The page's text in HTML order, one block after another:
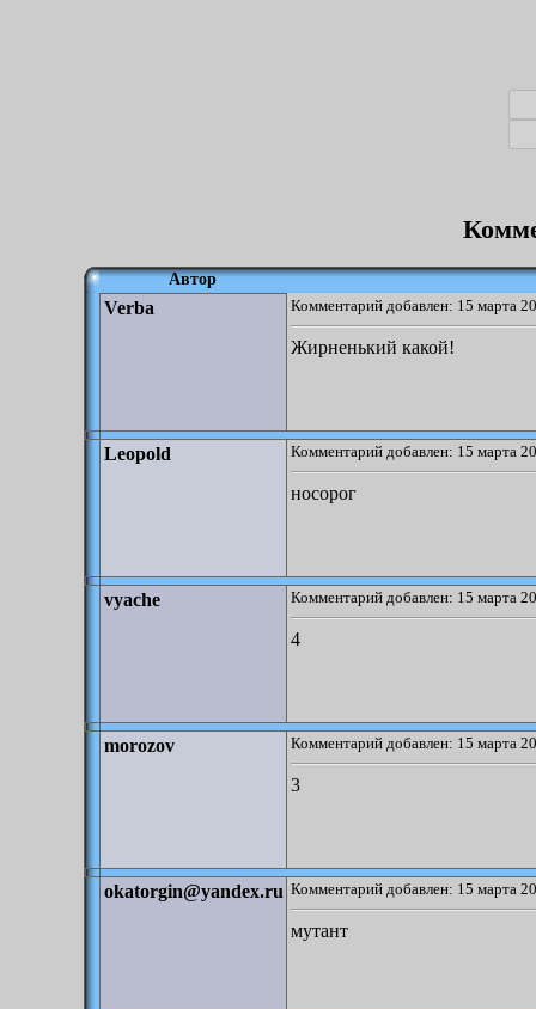
Автор
Verba Комментарий добавлен: 15 марта
Жирненький какой!
Leopold Комментарий добавлен: 15 марта
носорог
vyache Комментарий добавлен: 15 марта
4
morozov Комментарий добавлен: 15 марта
3
okatorgin@yandex.ru Комментарий добавлен: 15 марта
мутант